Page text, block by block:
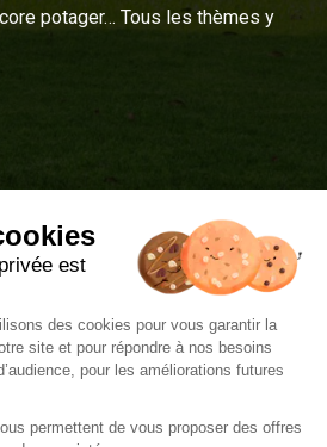
potager… Tous les thèmes y
est
des cookies pour vous garantir la
site et pour répondre à nos besoins
pour les améliorations futures
permettent de vous proposer des offres